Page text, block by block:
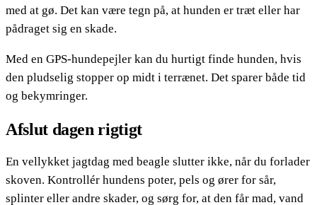
med at gø. Det kan være tegn på, at hunden er træt eller har
pådraget sig en skade.
Med en GPS-hundepejler kan du hurtigt finde hunden, hvis
den pludselig stopper op midt i terrænet. Det sparer både tid
og bekymringer.
Afslut dagen rigtigt
En vellykket jagtdag med beagle slutter ikke, når du forlader
skoven. Kontrollér hundens poter, pels og ører for sår,
splinter eller andre skader, og sørg for, at den får mad, vand